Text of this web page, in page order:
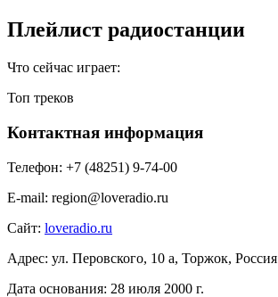
Плейлист радиостанции
Что сейчас играет:
Топ треков
Контактная информация
Телефон: +7 (48251) 9-74-00
E-mail: region@loveradio.ru
Сайт: loveradio.ru
Адрес: ул. Перовского, 10 а, Торжок, Россия
Дата основания: 28 июля 2000 г.